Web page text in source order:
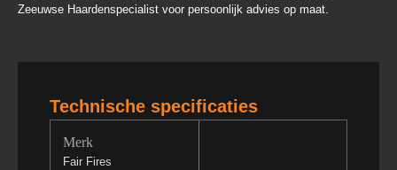
Zeeuwse Haardenspecialist voor persoonlijk advies op maat.
Technische specificaties
Merk
Fair Fires